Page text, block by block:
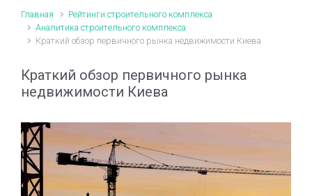
Главная
Рейтинги строительного комплекса
Аналитика строительного комплекса
Краткий обзор первичного рынка недвижимости Киева
Краткий обзор первичного рынка
недвижимости Киева